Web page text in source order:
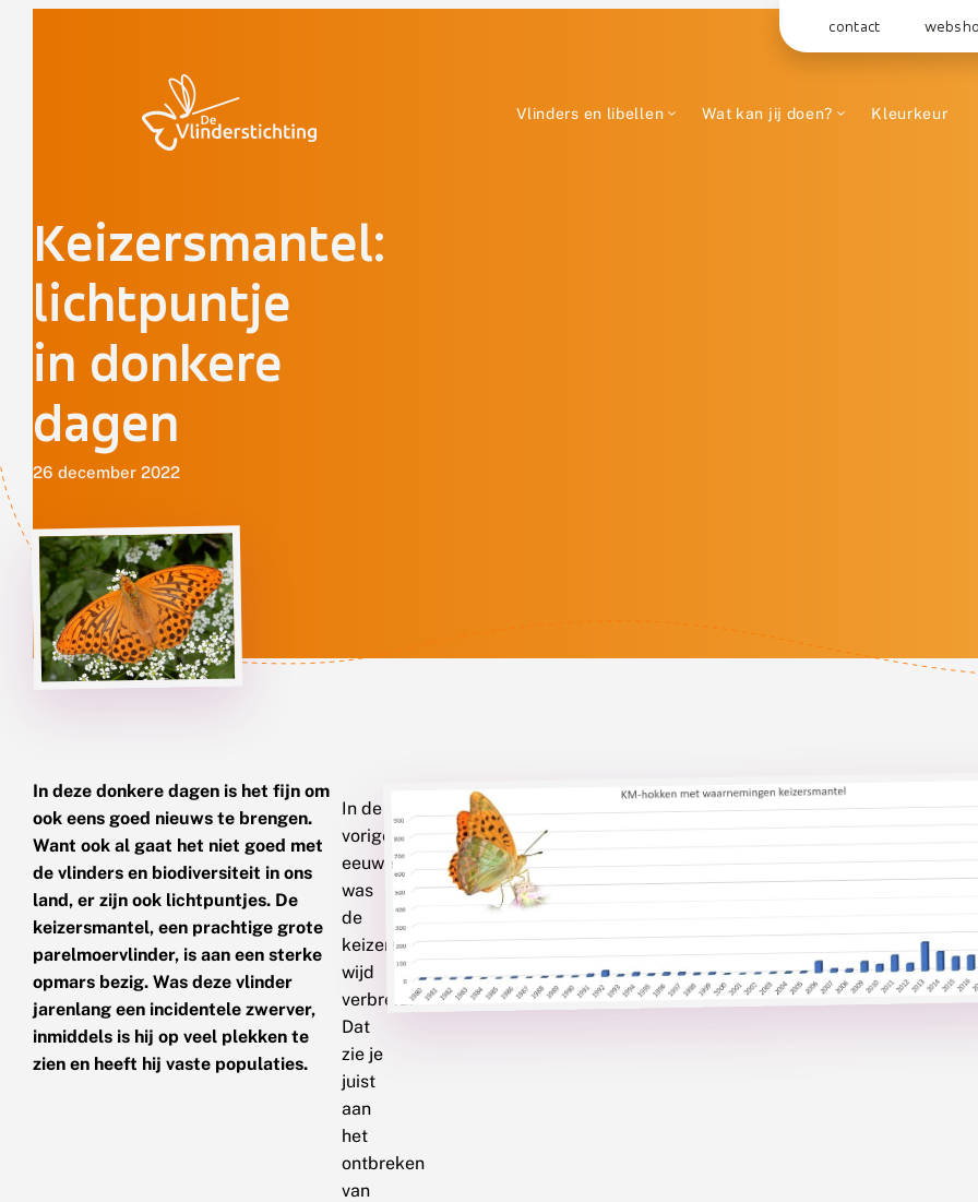
contact
Vlinders en libellen Wat kan jij doen? Kleurkeur
Keizersmantel:
lichtpuntje
in donkere
dagen
26 december 2022
In deze donkere dagen is het fijn om
ook eens goed nieuws te brengen.
Want ook al gaat het niet goed met
de vlinders en biodiversiteit in ons
land, er zijn ook lichtpuntjes. De
keizersmantel, een prachtige grote
parelmoervlinder, is aan een sterke
opmars bezig. Was deze vlinder
jarenlang een incidentele zwerver,
inmiddels is hij op veel plekken te
zien en heeft hij vaste populaties.
In de
vorige
eeuwen
was
de
keizersmantel
wijd
verbreid.
Dat
zie je
juist
aan
het
ontbreken
van